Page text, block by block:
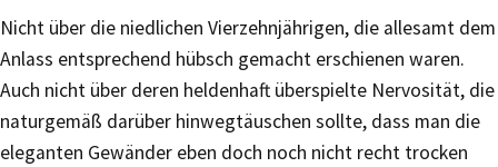
Nicht über die niedlichen Vierzehnjährigen, die allesamt dem
Anlass entsprechend hübsch gemacht erschienen waren.
Auch nicht über deren heldenhaft überspielte Nervosität, die
naturgemäß darüber hinwegtäuschen sollte, dass man die
eleganten Gewänder eben doch noch nicht recht trocken